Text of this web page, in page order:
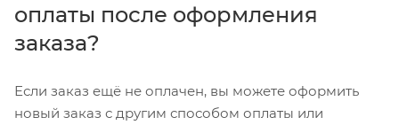
оплаты после оформления
заказа?
Если заказ ещё не оплачен, вы можете оформить
новый заказ с другим способом оплаты или